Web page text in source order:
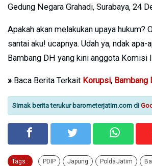
Gedung Negara Grahadi, Surabaya, 24
Apakah akan melakukan upaya hukum?
santai aku! ucapnya. Udah ya, ndak apa-
Bambang DH yang kini anggota Komisi
» Baca Berita Terkait Korupsi, Bambang
Simak berita terukur barometerjatim.com di
Tags : PDIP Japung Polda Jatim